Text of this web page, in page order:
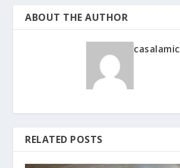
ABOUT THE AUTHOR
casalamic
RELATED POSTS